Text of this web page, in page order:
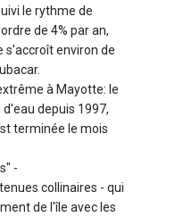
le rythme de
de 4% par an,
s'accroît environ de
à Mayotte: le
depuis 1997,
terminée le mois
-
collinaires - qui
de l'île avec les